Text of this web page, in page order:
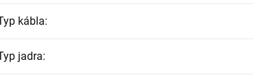
kábla:
jadra: